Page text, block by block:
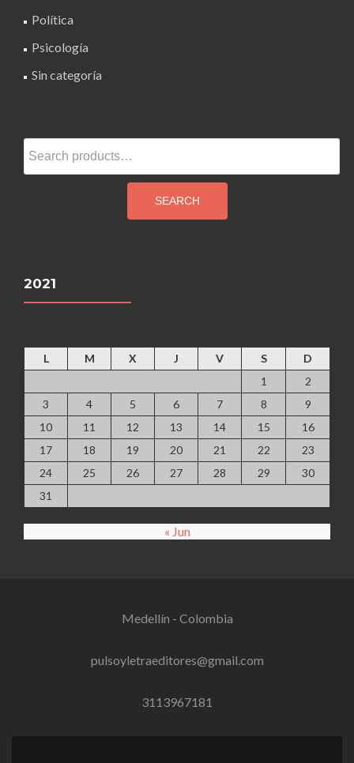
Política
Psicología
Sin categoría
Search
for:
SEARCH
2021
L M X J V S
D
1
2
3
4 5 6 7 8
9
10
11 12 13 14 15
16
17
18 19 20 21 22
23
24
25 26 27 28 29
30
31
« Jun
Medellín - Colombia
pulsoyletraeditores@gmail.com
3113967181